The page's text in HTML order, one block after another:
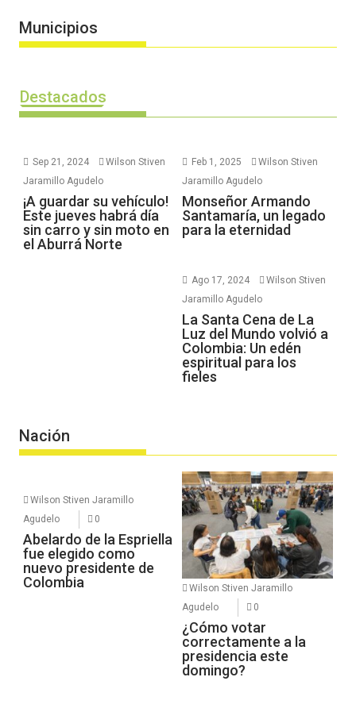
Municipios
Destacados
Sep 21, 2024
Wilson Stiven
Jaramillo Agudelo
¡A guardar su vehículo!
Este jueves habrá día
sin carro y sin moto en
el Aburrá Norte
Feb 1, 2025
Wilson Stiven
Jaramillo Agudelo
Monseñor Armando
Santamaría, un legado
para la eternidad
Ago 17, 2024
Wilson Stiven
Jaramillo Agudelo
La Santa Cena de La
Luz del Mundo volvió a
Colombia: Un edén
espiritual para los
fieles
Nación
Wilson Stiven Jaramillo
Agudelo
0
Abelardo de la Espriella
fue elegido como
nuevo presidente de
Colombia
Wilson Stiven Jaramillo
Agudelo
0
¿Cómo votar
correctamente a la
presidencia este
domingo?